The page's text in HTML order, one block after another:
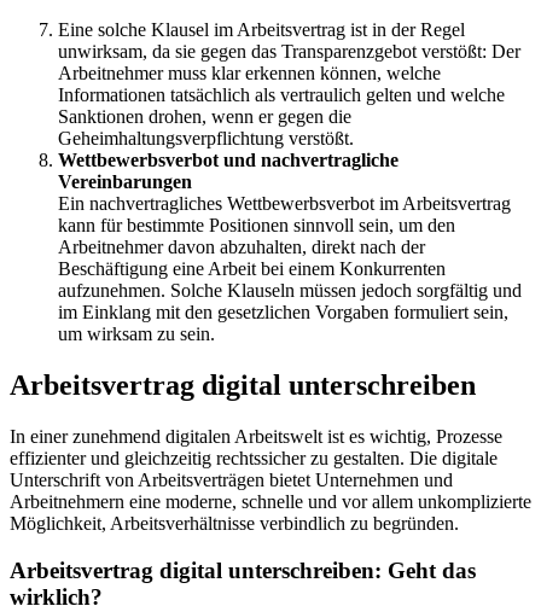
Eine solche Klausel im Arbeitsvertrag ist in der Regel
unwirksam, da sie gegen das Transparenzgebot verstößt: Der
Arbeitnehmer muss klar erkennen können, welche
Informationen tatsächlich als vertraulich gelten und welche
Sanktionen drohen, wenn er gegen die
Geheimhaltungsverpflichtung verstößt.
Wettbewerbsverbot und nachvertragliche
Vereinbarungen
Ein nachvertragliches Wettbewerbsverbot im Arbeitsvertrag
kann für bestimmte Positionen sinnvoll sein, um den
Arbeitnehmer davon abzuhalten, direkt nach der
Beschäftigung eine Arbeit bei einem Konkurrenten
aufzunehmen. Solche Klauseln müssen jedoch sorgfältig und
im Einklang mit den gesetzlichen Vorgaben formuliert sein,
um wirksam zu sein.
Arbeitsvertrag digital unterschreiben
In einer zunehmend digitalen Arbeitswelt ist es wichtig, Prozesse
effizienter und gleichzeitig rechtssicher zu gestalten. Die digitale
Unterschrift von Arbeitsverträgen bietet Unternehmen und
Arbeitnehmern eine moderne, schnelle und vor allem unkomplizierte
Möglichkeit, Arbeitsverhältnisse verbindlich zu begründen.
Arbeitsvertrag digital unterschreiben: Geht das
wirklich?